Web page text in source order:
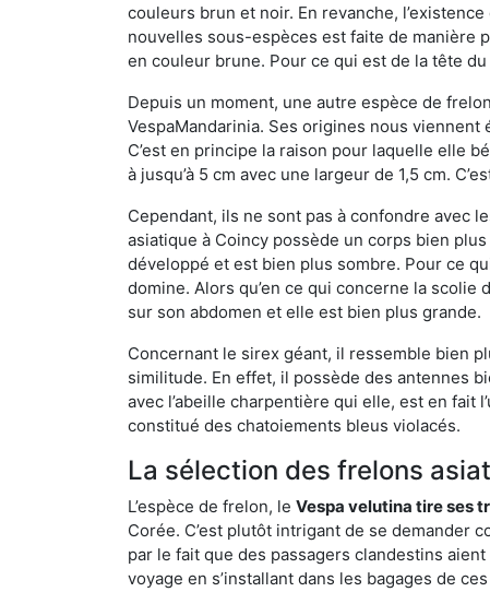
couleurs brun et noir. En revanche,
nouvelles sous-espèces est faite de manière
en couleur brune. Pour ce qui est de la tête
Depuis un moment, une autre espèce de
VespaMandarinia. Ses origines nous viennent
C’est en principe la raison pour laquelle elle
à jusqu’à 5 cm avec une largeur de 1,5 cm.
Cependant, ils ne sont pas à confondre avec
asiatique à Coincy possède un corps bien
développé et est bien plus sombre. Pour ce
domine. Alors qu’en ce qui concerne la
sur son abdomen et elle est bien plus grande.
Concernant le sirex géant, il ressemble bien
similitude. En effet, il possède des antennes
avec l’abeille charpentière qui elle, est en fait
constitué des chatoiements bleus violacés.
La sélection des frelons
L’espèce de frelon, le Vespa velutina tire ses
Corée. C’est plutôt intrigant de se demander
par le fait que des passagers clandestins
voyage en s’installant dans les bagages de